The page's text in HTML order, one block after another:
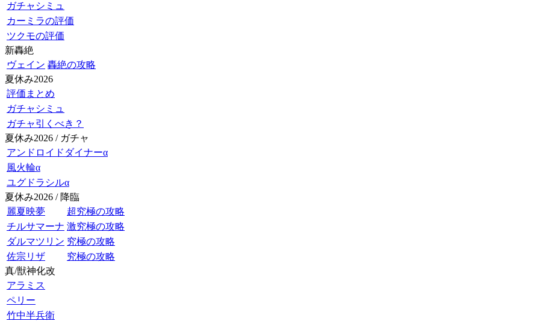
ガチャシミュ
カーミラの評価
ツクモの評価
新轟絶
ヴェイン 轟絶の攻略
夏休み2026
評価まとめ
ガチャシミュ
ガチャ引くべき？
夏休み2026 / ガチャ
アンドロイドダイナーα
風火輪α
ユグドラシルα
夏休み2026 / 降臨
麗夏映夢
超究極の攻略
チルサマーナ 激究極の攻略
ダルマツリン 究極の攻略
佐宗リザ
究極の攻略
真/獣神化改
アラミス
ペリー
竹中半兵衛